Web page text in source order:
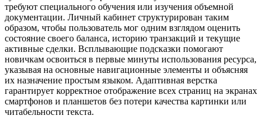
требуют специального обучения или изучения объемной
документации. Личный кабинет структурирован таким
образом, чтобы пользователь мог одним взглядом оценить
состояние своего баланса, историю транзакций и текущие
активные сделки. Всплывающие подсказки помогают
новичкам освоиться в первые минуты использования ресурса,
указывая на основные навигационные элементы и объясняя
их назначение простым языком. Адаптивная верстка
гарантирует корректное отображение всех страниц на экранах
смартфонов и планшетов без потери качества картинки или
читабельности текста.